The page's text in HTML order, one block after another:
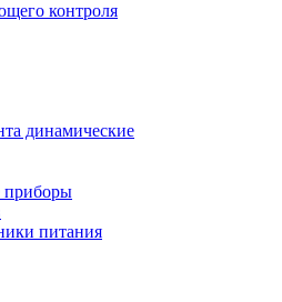
контроля
динамические
приборы
питания